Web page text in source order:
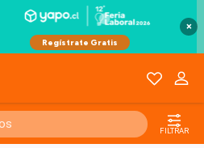
×
FILTRAR